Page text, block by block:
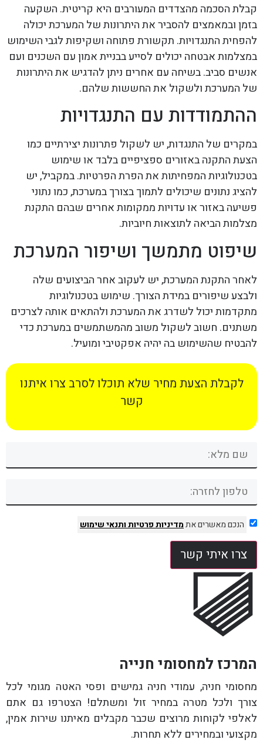
קבלת הסכמה מהצדדים המעורבים היא קריטית. השקעה
בזמן ובמאמצים להסביר את היתרונות של המערכת יכולה
להפחית התנגדויות. תקשורת פתוחה ושקיפות לגבי השימוש
במצלמות אבטחה יכולים לסייע בבניית אמון עם השכנים ועם
אנשים סביב. בשיחה עם אחרים ניתן להדגיש את היתרונות
של המערכת ולשקול את החששות שלהם.
ההתמודדות עם התנגדויות
במקרים של התנגדות, יש לשקול פתרונות יצירתיים כמו
הצעת התקנה באזורים ספציפיים בלבד או שימוש
בטכנולוגיות המפחיתות את הפרת הפרטיות. במקביל, יש
להציג נתונים שיכולים לתמוך בצורך במערכת, כמו נתוני
פשיעה באזור או עדויות ממקומות אחרים שבהם התקנת
מצלמות הביאה לתוצאות חיוביות.
שיפוט מתמשך ושיפור המערכת
לאחר התקנת המערכת, יש לעקוב אחר הביצועים שלה
ולבצע שיפורים במידת הצורך. שימוש בטכנולוגיות
מתקדמות יכול לשדרג את המערכת ולהתאים אותה לצרכים
משתנים. חשוב לשקול משוב מהמשתמשים במערכת כדי
להבטיח שהשימוש בה יהיה אפקטיבי ומועיל.
לקבלת הצעת מחיר שלא תוכלו לסרב צרו איתנו
קשר
הנכם מאשרים אתמדיניות פרטיותותנאי שימוש
צרו איתי קשר
המרכז למחסומי חנייה
מחסומי חניה, עמודי חניה גמישים ופסי האטה מגומי לכל
צורך ולכל מטרה במחיר זול ומשתלם! הצטרפו גם אתם
לאלפי לקוחות מרוצים שכבר מקבלים מאיתנו שירות אמין,
מקצועי ובמחירים ללא תחרות.